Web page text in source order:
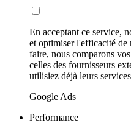
En acceptant ce service,
et optimiser l'efficacité de
faire, nous comparons
celles des fournisseurs
utilisiez déjà leurs
Google Ads
Performance